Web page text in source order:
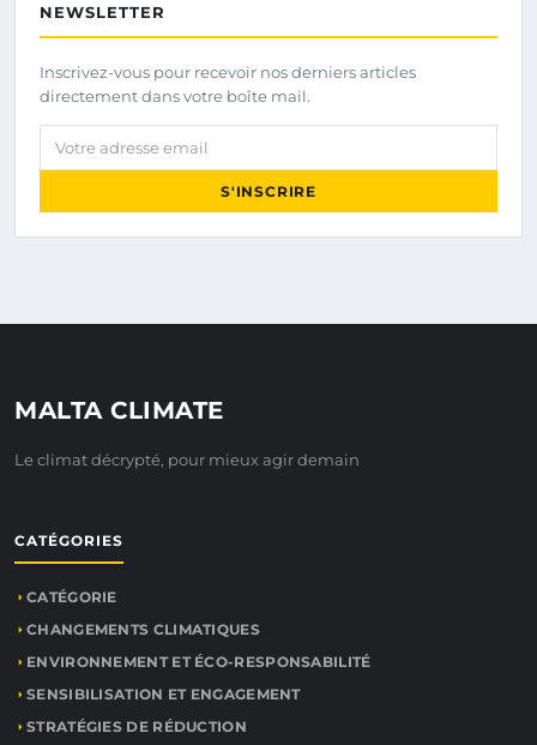
NEWSLETTER
Inscrivez-vous pour recevoir nos derniers articles
directement dans votre boîte mail.
Votre adresse email
S'INSCRIRE
MALTA CLIMATE
Le climat décrypté, pour mieux agir demain
CATÉGORIES
CATÉGORIE
CHANGEMENTS CLIMATIQUES
ENVIRONNEMENT ET ÉCO-RESPONSABILITÉ
SENSIBILISATION ET ENGAGEMENT
STRATÉGIES DE RÉDUCTION